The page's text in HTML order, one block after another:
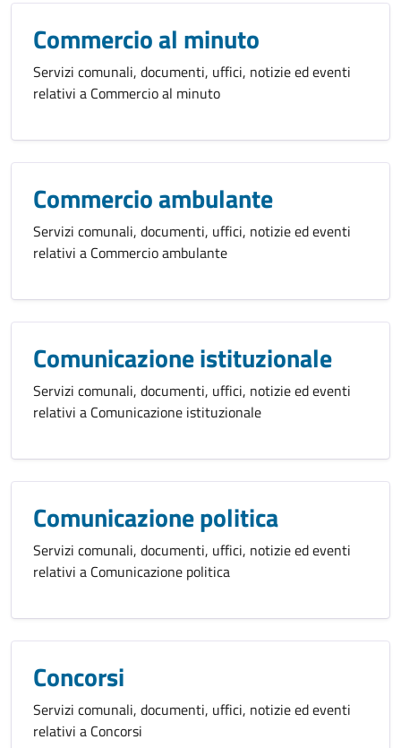
Commercio al minuto
Servizi comunali, documenti, uffici, notizie ed eventi
relativi a Commercio al minuto
Commercio ambulante
Servizi comunali, documenti, uffici, notizie ed eventi
relativi a Commercio ambulante
Comunicazione istituzionale
Servizi comunali, documenti, uffici, notizie ed eventi
relativi a Comunicazione istituzionale
Comunicazione politica
Servizi comunali, documenti, uffici, notizie ed eventi
relativi a Comunicazione politica
Concorsi
Servizi comunali, documenti, uffici, notizie ed eventi
relativi a Concorsi